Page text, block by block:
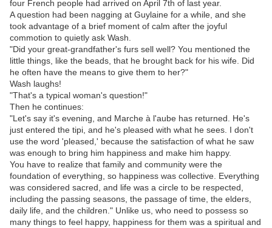
four French people had arrived on April 7th of last year.
A question had been nagging at Guylaine for a while, and she
took advantage of a brief moment of calm after the joyful
commotion to quietly ask Wash.
"Did your great-grandfather's furs sell well? You mentioned the
little things, like the beads, that he brought back for his wife. Did
he often have the means to give them to her?"
Wash laughs!
"That's a typical woman's question!"
Then he continues:
"Let's say it's evening, and Marche à l'aube has returned. He's
just entered the tipi, and he's pleased with what he sees. I don't
use the word 'pleased,' because the satisfaction of what he saw
was enough to bring him happiness and make him happy.
You have to realize that family and community were the
foundation of everything, so happiness was collective. Everything
was considered sacred, and life was a circle to be respected,
including the passing seasons, the passage of time, the elders,
daily life, and the children." Unlike us, who need to possess so
many things to feel happy, happiness for them was a spiritual and